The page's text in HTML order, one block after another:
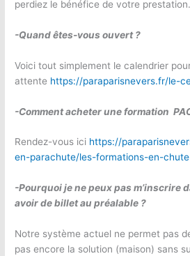
perdiez le bénéfice de votre prestation.
-Quand êtes-vous ouvert ?
Voici tout simplement le calendrier
attente https://paraparisnevers.fr/le-
-Comment acheter une formation
Rendez-vous ici https://
en-parachute/les-formations-en-
-Pourquoi je ne peux pas m’inscrire
avoir de billet au préalable ?
Notre système actuel ne permet pas
pas encore la solution (maison) sans